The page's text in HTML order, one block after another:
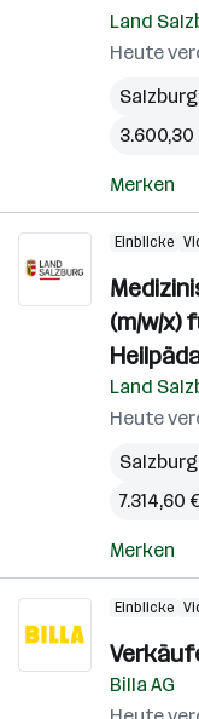
Land
Heute
Merken
Einblicke
(m/w/x)
Land
Heute
7.314,60
Merken
Einblicke
Billa AG